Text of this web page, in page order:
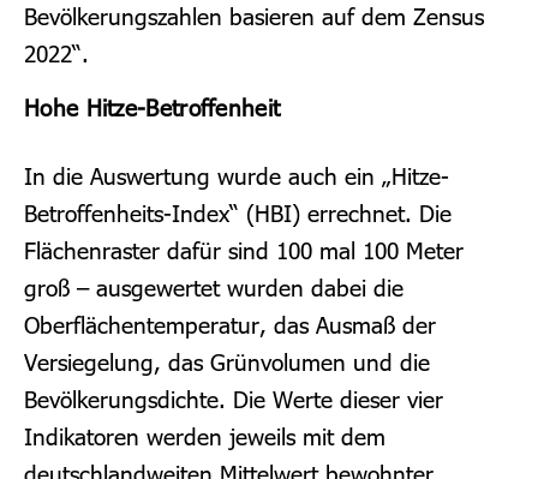
Bevölkerungszahlen basieren auf dem Zensus
2022“.
Hohe Hitze-Betroffenheit
In die Auswertung wurde auch ein „Hitze-
Betroffenheits-Index“ (HBI) errechnet. Die
Flächenraster dafür sind 100 mal 100 Meter
groß – ausgewertet wurden dabei die
Oberflächentemperatur, das Ausmaß der
Versiegelung, das Grünvolumen und die
Bevölkerungsdichte. Die Werte dieser vier
Indikatoren werden jeweils mit dem